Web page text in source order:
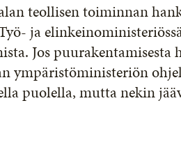
teollisen toiminnan
ja
Jos
ympäristöministeriön
puolella, mutta nekin